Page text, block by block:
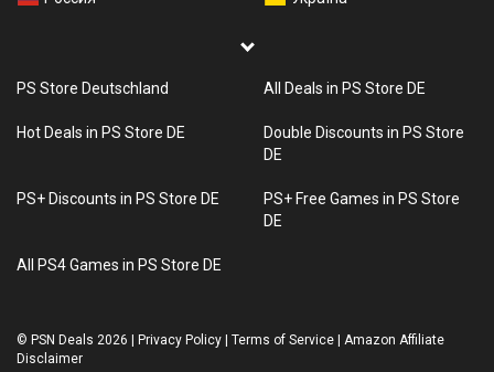
PS Store Deutschland All Deals in PS Store DE
Hot Deals in PS Store DE
Double Discounts in PS Store
DE
PS+ Discounts in PS Store DE
PS+ Free Games in PS Store
DE
All PS4 Games in PS Store DE
© PSN Deals 2026 Privacy Policy Terms of Service
Amazon Affiliate
Disclaimer